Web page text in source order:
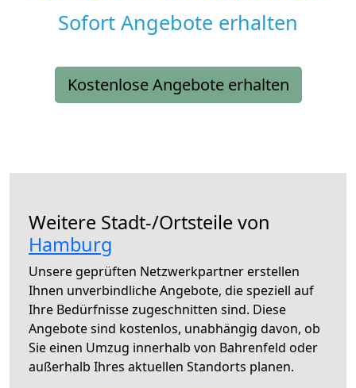
Sofort Angebote erhalten
Kostenlose Angebote erhalten
Weitere Stadt-/Ortsteile von
Hamburg
Unsere geprüften Netzwerkpartner erstellen
Ihnen unverbindliche Angebote, die speziell auf
Ihre Bedürfnisse zugeschnitten sind. Diese
Angebote sind kostenlos, unabhängig davon, ob
Sie einen Umzug innerhalb von Bahrenfeld oder
außerhalb Ihres aktuellen Standorts planen.